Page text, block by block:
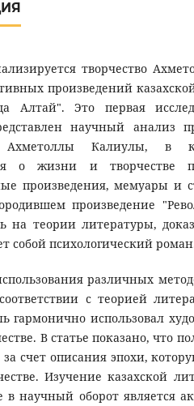
творчество
произведений
Алтай". Это первая
научный анализ
Ахметоллы Калиулы, в
о жизни и творчестве
произведения, мемуары и
произведение
на теории литературы,
собой психологический
различных
с теорией
гармонично использовал
В статье показано, что
за счет описания эпохи,
Изучение казахской
в научный оборот является